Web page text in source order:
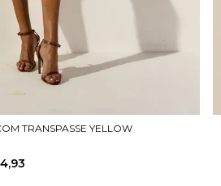
TRANSPASSE YELLOW
,93